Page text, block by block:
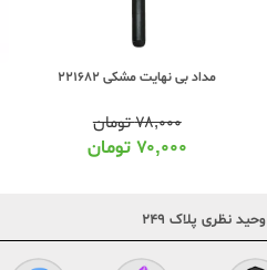
مداد بی نهایت مشکی 221682
۷۸,۰۰۰تومان
۷۰,۰۰۰ تومان